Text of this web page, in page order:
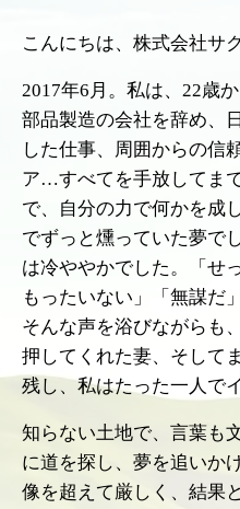
こんにちは、株式会社サ
2017年6月。私は、22歳
部品製造の会社を辞め、
した仕事、周囲からの信
ア…すべてを手放してま
で、自分の力で何かを成
でずっと燻っていた夢で
は冷ややかでした。「せ
もったいない」「無謀
そんな声を浴びながらも
押してくれた妻、そして
残し、私はたった一人で
知らない土地で、言葉も
に道を探し、夢を追いか
像を超えて厳しく、結果